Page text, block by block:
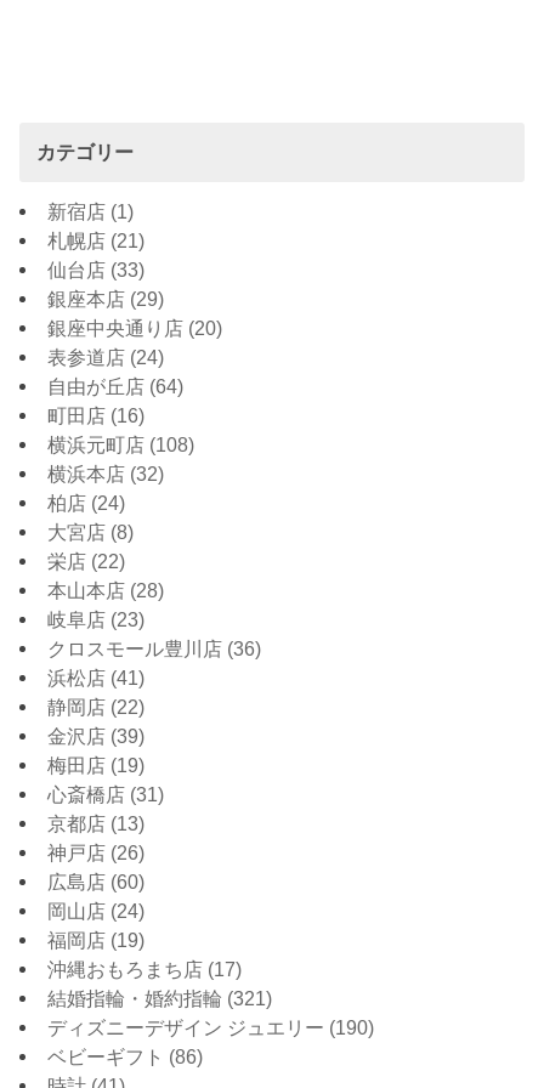
カテゴリー
新宿店 (1)
札幌店 (21)
仙台店 (33)
銀座本店 (29)
銀座中央通り店 (20)
表参道店 (24)
自由が丘店 (64)
町田店 (16)
横浜元町店 (108)
横浜本店 (32)
柏店 (24)
大宮店 (8)
栄店 (22)
本山本店 (28)
岐阜店 (23)
クロスモール豊川店 (36)
浜松店 (41)
静岡店 (22)
金沢店 (39)
梅田店 (19)
心斎橋店 (31)
京都店 (13)
神戸店 (26)
広島店 (60)
岡山店 (24)
福岡店 (19)
沖縄おもろまち店 (17)
結婚指輪・婚約指輪 (321)
ディズニーデザイン ジュエリー (190)
ベビーギフト (86)